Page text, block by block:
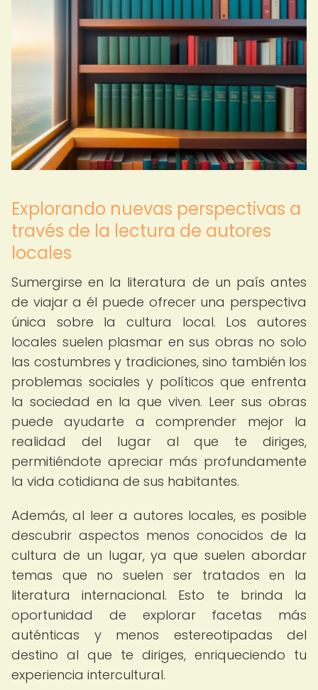
Explorando nuevas perspectivas a
través de la lectura de autores
locales
Sumergirse en la literatura de un país antes
de viajar a él puede ofrecer una perspectiva
única sobre la cultura local. Los autores
locales suelen plasmar en sus obras no solo
las costumbres y tradiciones, sino también los
problemas sociales y políticos que enfrenta
la sociedad en la que viven. Leer sus obras
puede ayudarte a comprender mejor la
realidad del lugar al que te diriges,
permitiéndote apreciar más profundamente
la vida cotidiana de sus habitantes.
Además, al leer a autores locales, es posible
descubrir aspectos menos conocidos de la
cultura de un lugar, ya que suelen abordar
temas que no suelen ser tratados en la
literatura internacional. Esto te brinda la
oportunidad de explorar facetas más
auténticas y menos estereotipadas del
destino al que te diriges, enriqueciendo tu
experiencia intercultural.